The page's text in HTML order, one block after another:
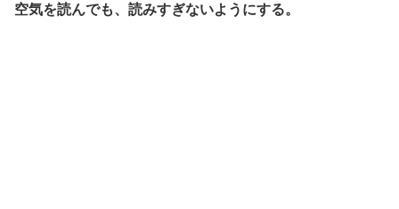
空気を読んでも、読みすぎないようにする。